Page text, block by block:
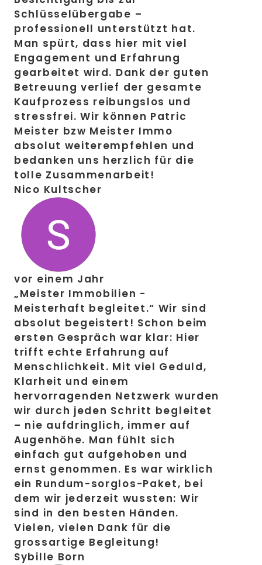
Schlüsselübergabe –
professionell unterstützt hat.
Man spürt, dass hier mit viel
Engagement und Erfahrung
gearbeitet wird. Dank der guten
Betreuung verlief der gesamte
Kaufprozess reibungslos und
stressfrei. Wir können Patric
Meister bzw Meister Immo
absolut weiterempfehlen und
bedanken uns herzlich für die
tolle Zusammenarbeit!
Nico Kultscher
vor einem Jahr
„Meister Immobilien -
Meisterhaft begleitet.“ Wir sind
absolut begeistert! Schon beim
ersten Gespräch war klar: Hier
trifft echte Erfahrung auf
Menschlichkeit. Mit viel Geduld,
Klarheit und einem
hervorragenden Netzwerk wurden
wir durch jeden Schritt begleitet
– nie aufdringlich, immer auf
Augenhöhe. Man fühlt sich
einfach gut aufgehoben und
ernst genommen. Es war wirklich
ein Rundum-sorglos-Paket, bei
dem wir jederzeit wussten: Wir
sind in den besten Händen.
Vielen, vielen Dank für die
grossartige Begleitung!
Sybille Born